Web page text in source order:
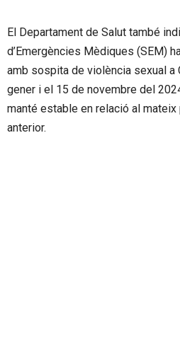
El Departament de Salut també
d’Emergències Mèdiques (SEM)
amb sospita de violència sexual a
gener i el 15 de novembre del
manté estable en relació al mateix
anterior.